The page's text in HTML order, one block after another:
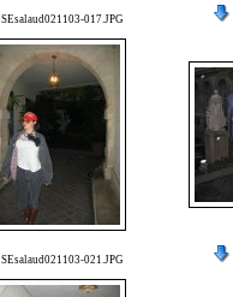
SEsalaud021103-017.JPG
SEsalaud021103-021.JPG